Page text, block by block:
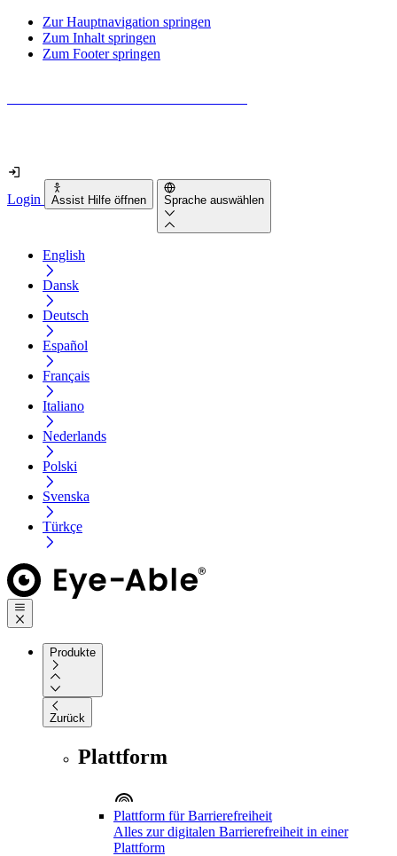
Zur Hauptnavigation springen
Zum Inhalt springen
Zum Footer springen
Login Assist Hilfe öffnen Sprache auswählen
English
Dansk
Deutsch
Español
Français
Italiano
Nederlands
Polski
Svenska
Türkçe
Produkte
Zurück
Plattform
Plattform für Barrierefreiheit
Alles zur digitalen Barrierefreiheit in einer
Plattform